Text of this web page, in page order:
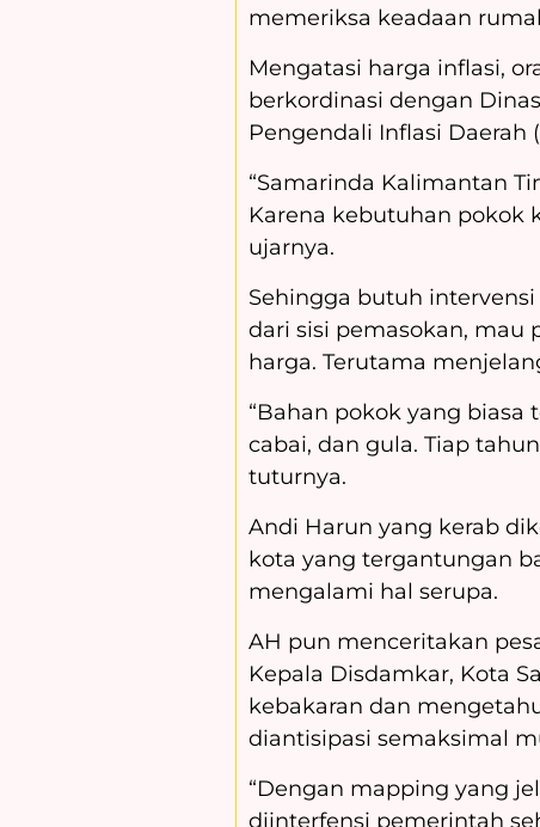
memeriksa keadaan
Mengatasi harga inflasi,
berkordinasi dengan
Pengendali Inflasi Daerah
“Samarinda Kalimantan
Karena kebutuhan pokok
ujarnya.
Sehingga butuh
dari sisi pemasokan, mau
harga. Terutama
“Bahan pokok yang
cabai, dan gula. Tiap
tuturnya.
Andi Harun yang kerab
kota yang tergantungan
mengalami hal serupa.
AH pun menceritakan
Kepala Disdamkar, Kota
kebakaran dan
diantisipasi semaksimal
“Dengan mapping yang
diinterfensi pemerintah